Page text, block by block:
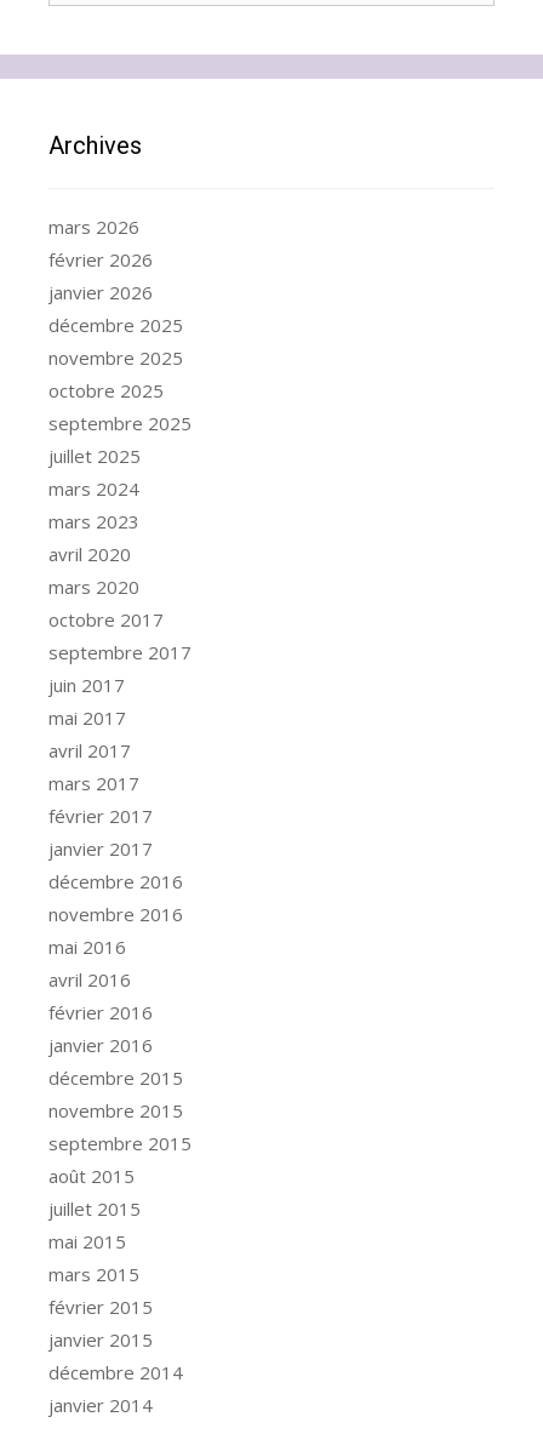
Archives
mars 2026
février 2026
janvier 2026
décembre 2025
novembre 2025
octobre 2025
septembre 2025
juillet 2025
mars 2024
mars 2023
avril 2020
mars 2020
octobre 2017
septembre 2017
juin 2017
mai 2017
avril 2017
mars 2017
février 2017
janvier 2017
décembre 2016
novembre 2016
mai 2016
avril 2016
février 2016
janvier 2016
décembre 2015
novembre 2015
septembre 2015
août 2015
juillet 2015
mai 2015
mars 2015
février 2015
janvier 2015
décembre 2014
janvier 2014